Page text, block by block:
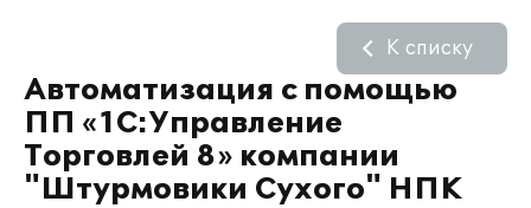
Автоматизация с помощью
ПП «1С:Управление
Торговлей 8» компании
"Штурмовики Сухого" НПК
К списку